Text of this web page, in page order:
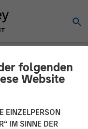
folgenden
Website
EINZELPERSON
IM SINNE DER
A